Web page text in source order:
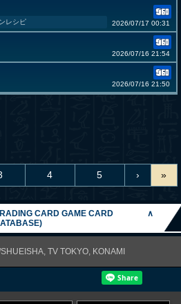
レシピ 2026/07/17 00:31
2026/07/16 21:54
2026/07/16 21:50
4 5 › »
CARD GAME CARD
∧
TV TOKYO, KONAMI